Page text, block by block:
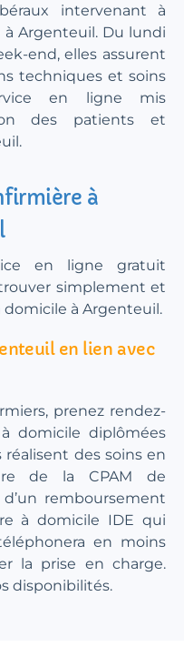
intervenant à
Argenteuil. Du lundi
end, elles assurent
techniques et soins
en ligne mis
des patients et
à
en ligne gratuit
simplement et
à Argenteuil.
en lien avec
prenez rendez-
domicile diplômées
réalisent des soins en
de la CPAM de
remboursement
à domicile IDE qui
en moins
la prise en charge.
disponibilités.